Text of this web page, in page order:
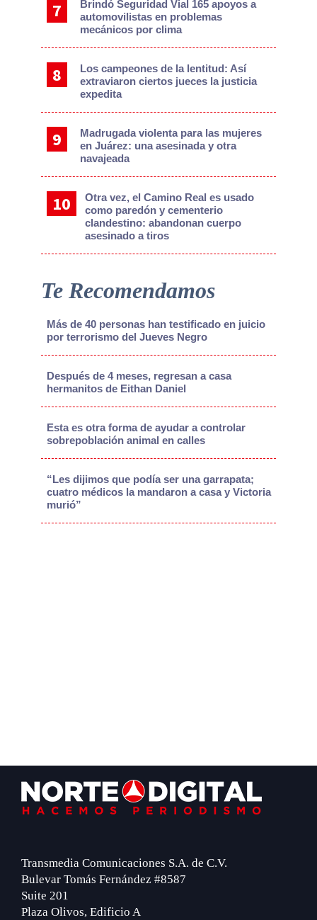
Brindó Seguridad Vial 165 apoyos a
automovilistas en problemas
mecánicos por clima
Los campeones de la lentitud: Así
extraviaron ciertos jueces la justicia
expedita
Madrugada violenta para las mujeres
en Juárez: una asesinada y otra
navajeada
Otra vez, el Camino Real es usado
como paredón y cementerio
clandestino: abandonan cuerpo
asesinado a tiros
Te Recomendamos
Más de 40 personas han testificado en juicio
por terrorismo del Jueves Negro
Después de 4 meses, regresan a casa
hermanitos de Eithan Daniel
Esta es otra forma de ayudar a controlar
sobrepoblación animal en calles
“Les dijimos que podía ser una garrapata;
cuatro médicos la mandaron a casa y Victoria
murió”
Footer
Transmedia Comunicaciones S.A. de C.V.
Bulevar Tomás Fernández #8587
Suite 201
Plaza Olivos, Edificio A